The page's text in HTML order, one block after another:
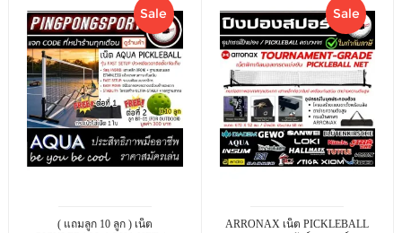
Sale
( แถมลูก 10 ลูก ) เน็ต
Sale
ARRONAX เน็ต PICKLEBALL